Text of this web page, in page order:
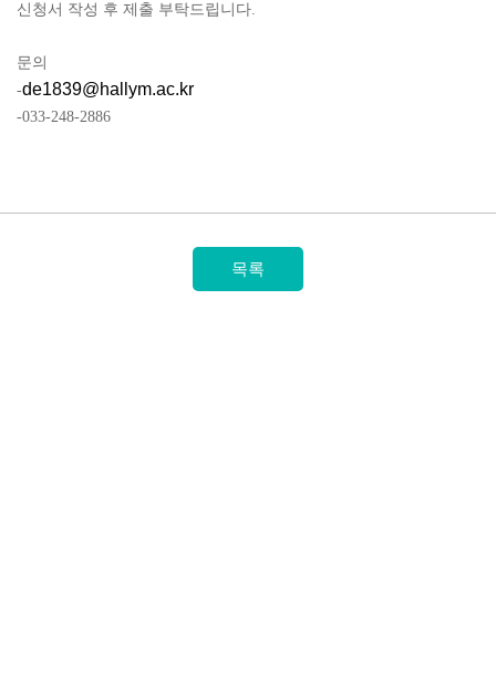
신청서 작성 후 제출 부탁드립니다.
문의
-de1839@hallym.ac.kr
-033-248-2886